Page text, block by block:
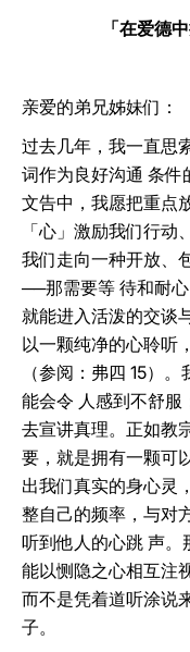
「在爱德
亲爱的弟兄姊妹们：
过去几年，我一直思
词作为良好沟通 条件
文告中，我愿把重点
「心」激励我们行
我们走向一种开放、
──那需要等 待和耐
就能进入活泼的交谈
以一颗纯净的心聆听
（参阅：弗四 15）
能会令 人感到不舒服
去宣讲真理。正如教
要，就是拥有一颗可
出我们真实的身心灵
整自己的频率，与对
听到他人的心跳 声。
能以恻隐之心相互注
而不是凭着道听涂说
子。